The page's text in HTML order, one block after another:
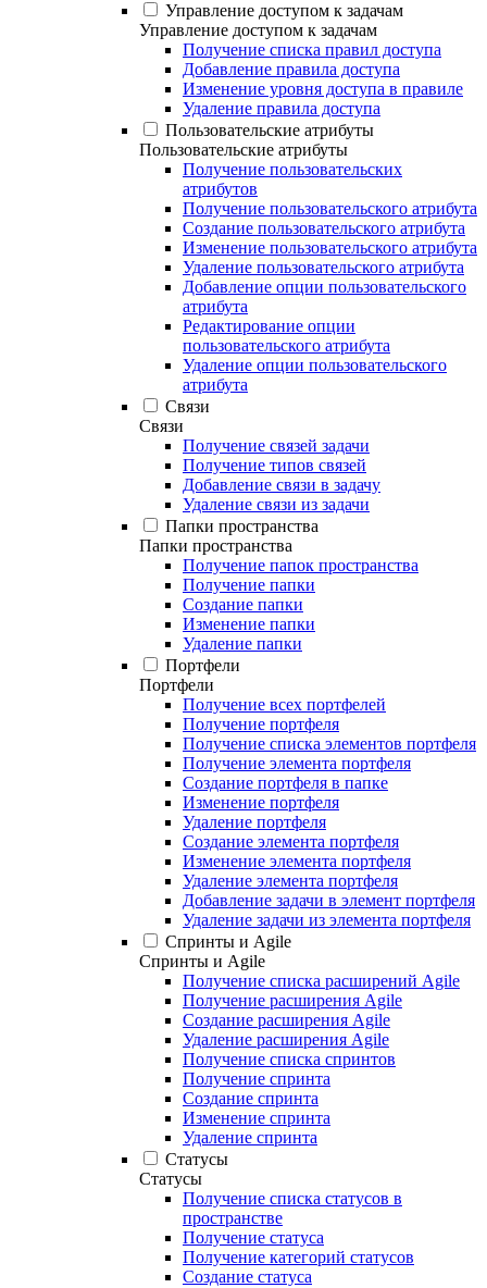
Управление доступом к задачам
Управление доступом к задачам
Получение списка правил доступа
Добавление правила доступа
Изменение уровня доступа в правиле
Удаление правила доступа
Пользовательские атрибуты
Пользовательские атрибуты
Получение пользовательских
атрибутов
Получение пользовательского атрибута
Создание пользовательского атрибута
Изменение пользовательского атрибута
Удаление пользовательского атрибута
Добавление опции пользовательского
атрибута
Редактирование опции
пользовательского атрибута
Удаление опции пользовательского
атрибута
Связи
Связи
Получение связей задачи
Получение типов связей
Добавление связи в задачу
Удаление связи из задачи
Папки пространства
Папки пространства
Получение папок пространства
Получение папки
Создание папки
Изменение папки
Удаление папки
Портфели
Портфели
Получение всех портфелей
Получение портфеля
Получение списка элементов портфеля
Получение элемента портфеля
Создание портфеля в папке
Изменение портфеля
Удаление портфеля
Создание элемента портфеля
Изменение элемента портфеля
Удаление элемента портфеля
Добавление задачи в элемент портфеля
Удаление задачи из элемента портфеля
Спринты и Agile
Спринты и Agile
Получение списка расширений Agile
Получение расширения Agile
Создание расширения Agile
Удаление расширения Agile
Получение списка спринтов
Получение спринта
Создание спринта
Изменение спринта
Удаление спринта
Статусы
Статусы
Получение списка статусов в
пространстве
Получение статуса
Получение категорий статусов
Создание статуса